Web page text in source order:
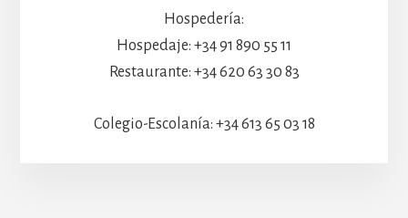
Hospedería:
Hospedaje: +34 91 890 55 11
Restaurante: +34 620 63 30 83
Colegio-Escolanía: +34 613 65 03 18